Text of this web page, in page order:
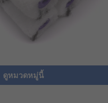
ดูหมวดหมู่นี้